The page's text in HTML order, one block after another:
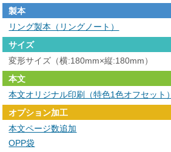
製本
リング製本（リングノート）
サイズ
変形サイズ（横:180mm×縦:180mm）
本文
本文オリジナル印刷（特色1色オフセット）
オプション加工
本文ページ数追加
OPP袋